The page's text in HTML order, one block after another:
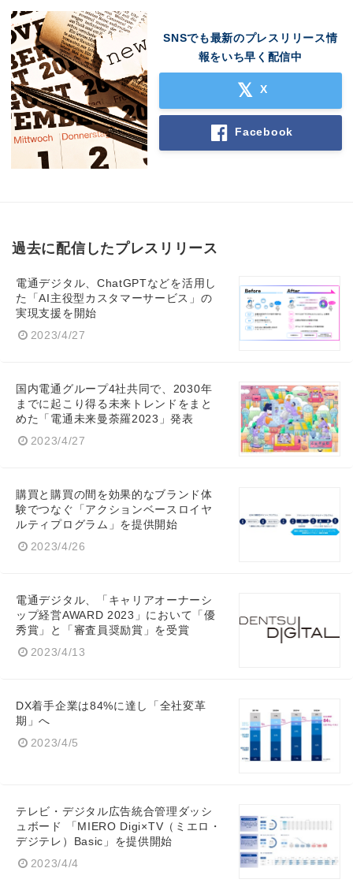
SNSでも最新のプレスリリース情
報をいち早く配信中
X
Facebook
過去に配信したプレスリリース
電通デジタル、ChatGPTなどを活用し
た「AI主役型カスタマーサービス」の
実現支援を開始
2023/4/27
国内電通グループ4社共同で、2030年
までに起こり得る未来トレンドをまと
めた「電通未来曼荼羅2023」発表
2023/4/27
購買と購買の間を効果的なブランド体
験でつなぐ「アクションベースロイヤ
ルティプログラム」を提供開始
2023/4/26
電通デジタル、「キャリアオーナーシ
ップ経営AWARD 2023」において「優
秀賞」と「審査員奨励賞」を受賞
2023/4/13
DX着手企業は84%に達し「全社変革
期」へ
2023/4/5
テレビ・デジタル広告統合管理ダッシ
ュボード 「MIERO Digi×TV（ミエロ・
デジテレ）Basic」を提供開始
2023/4/4